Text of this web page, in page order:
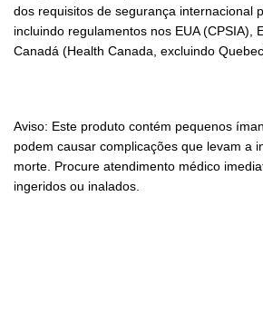
dos requisitos de segurança internacional
incluindo regulamentos nos EUA (CPSIA),
Canadá (Health Canada, excluindo
Aviso: Este produto contém pequenos
podem causar complicações que levam a
morte. Procure atendimento médico
ingeridos ou inalados.